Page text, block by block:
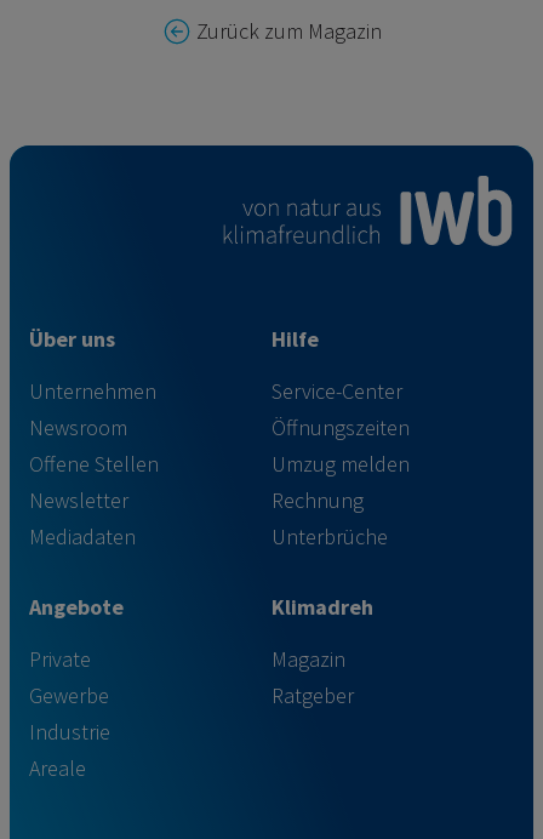
Zurück zum Magazin
Über uns
Unternehmen
Newsroom
Offene Stellen
Newsletter
Mediadaten
Hilfe
Service-Center
Öffnungszeiten
Umzug melden
Rechnung
Unterbrüche
Angebote
Private
Gewerbe
Industrie
Areale
Klimadreh
Magazin
Ratgeber